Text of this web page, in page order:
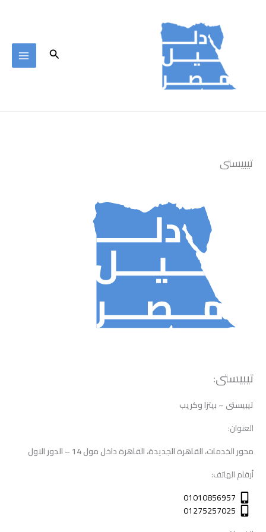
البحث
تيبيستى
تيبيستى:
تيبيستى – بيتزا وكريب
العنوان:
محور الخدمات، القاهرة الجديدة، القاهرة داخل مول 14 – الدور الاول
أرقام الهاتف:
01010856957
01275257025